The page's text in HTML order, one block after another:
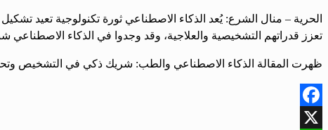
الحرية – منال الشرع: يُعد الذكاء الاصطناعي ثورة تكنولوجية تعيد
تعزز قدراتهم التشخيصية والعلاجية، وقد وجدوا في الذكاء الاصطناعي
ظهرت المقالة الذكاء الاصطناعي والطب: شريك ذكي في التشخيص
Facebook